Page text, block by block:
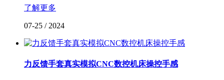
了解更多
07-25 / 2024
力反馈手套真实模拟CNC数控机床操控手感